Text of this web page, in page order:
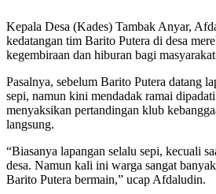
Kepala Desa (Kades) Tambak Anyar,
kedatangan tim Barito Putera di desa
kegembiraan dan hiburan bagi
Pasalnya, sebelum Barito Putera datang
sepi, namun kini mendadak ramai
menyaksikan pertandingan klub
langsung.
“Biasanya lapangan selalu sepi, kecuali
desa. Namun kali ini warga sangat
Barito Putera bermain,” ucap Afdaludin.